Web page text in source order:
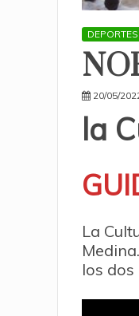
DEPORTES
20/05/
la
La
los